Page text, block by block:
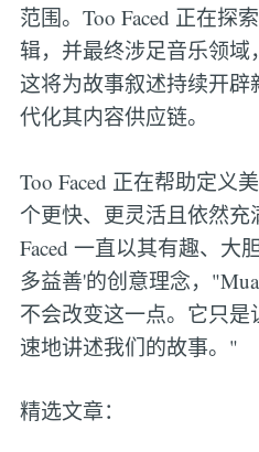
范围。Too Faced 正在探
辑，并最终涉足音乐领域
这将为故事叙述持续开
代化其内容供应链。
Too Faced 正在帮助定
个更快、更灵活且依然充
Faced 一直以其有趣、大
多益善'的创意理念，
不会改变这一点。它只
速地讲述我们的故事。"
精选文章：